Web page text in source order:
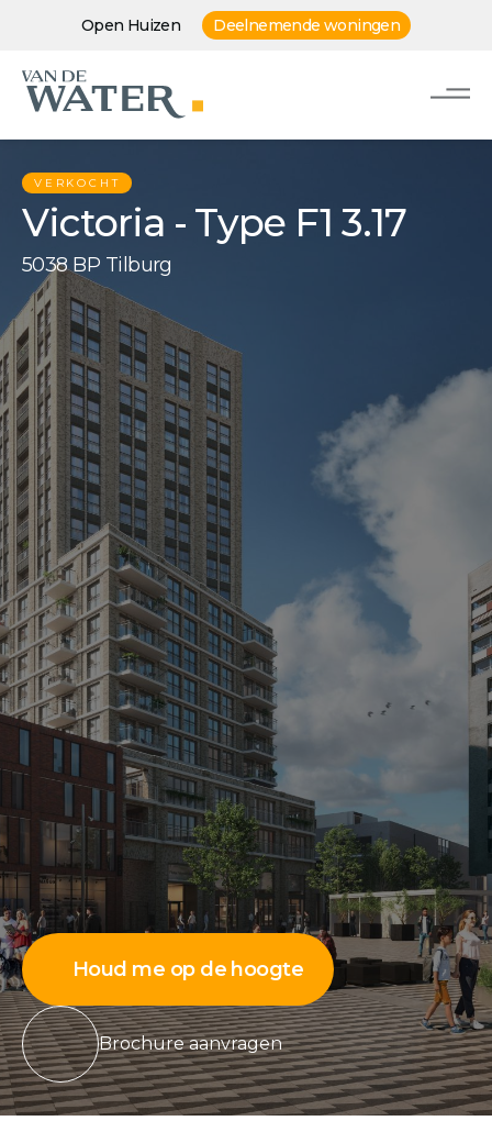
Open Huizen Deelnemende woningen
VERKOCHT
Victoria - Type F1 3.17
5038 BP Tilburg
Houd me op de hoogte
Brochure aanvragen